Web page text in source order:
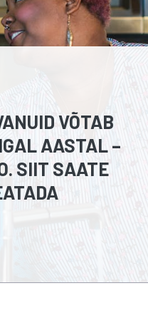
VÕTAB
AASTAL –
SIIT SAATE